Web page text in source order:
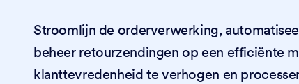
Stroomlijn de orderverwerking,
beheer retourzendingen op een efficiënte
klanttevredenheid te verhogen en